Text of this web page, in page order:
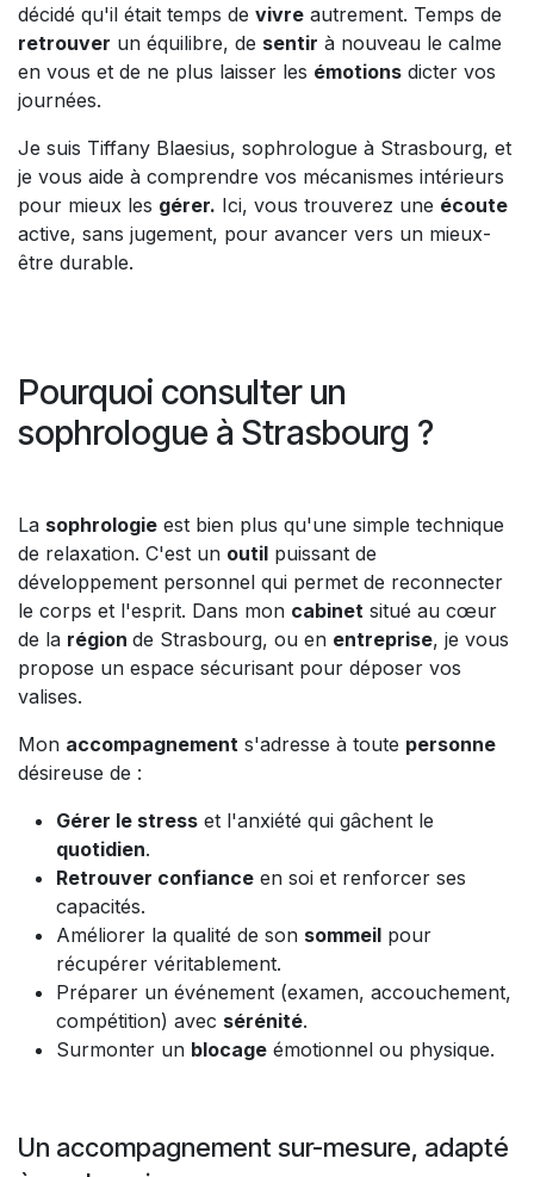
décidé qu'il était temps de vivre autrement. Temps de
retrouver un équilibre, de sentir à nouveau le calme
en vous et de ne plus laisser les émotions dicter vos
journées.
Je suis Tiffany Blaesius, sophrologue à Strasbourg, et
je vous aide à comprendre vos mécanismes intérieurs
pour mieux les gérer. Ici, vous trouverez une écoute
active, sans jugement, pour avancer vers un mieux-
être durable.
Pourquoi consulter un
sophrologue à Strasbourg ?
La sophrologie est bien plus qu'une simple technique
de relaxation. C'est un outil puissant de
développement personnel qui permet de reconnecter
le corps et l'esprit. Dans mon cabinet situé au cœur
de la région de Strasbourg, ou en entreprise, je vous
propose un espace sécurisant pour déposer vos
valises.
Mon accompagnement s'adresse à toute personne
désireuse de :
Gérer le stress et l'anxiété qui gâchent le
quotidien.
Retrouver confiance en soi et renforcer ses
capacités.
Améliorer la qualité de son sommeil pour
récupérer véritablement.
Préparer un événement (examen, accouchement,
compétition) avec sérénité.
Surmonter un blocage émotionnel ou physique.
Un accompagnement sur-mesure, adapté